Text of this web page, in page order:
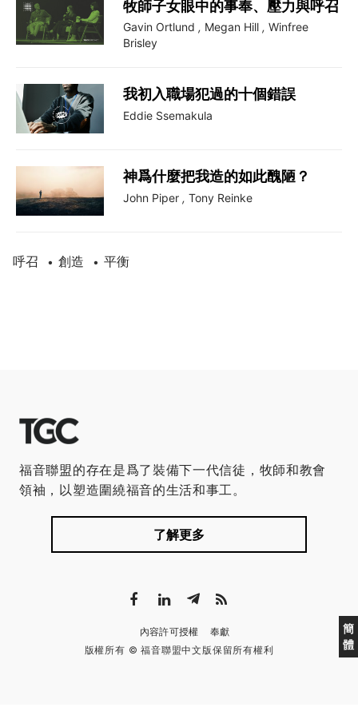
牧師子女眼中的事奉、壓力與呼召
Gavin Ortlund , Megan Hill , Winfree
Brisley
我初入職場犯過的十個錯誤
Eddie Ssemakula
神爲什麼把我造的如此醜陋？
John Piper , Tony Reinke
呼召 • 創造 • 平衡
簡
體
福音聯盟的存在是爲了裝備下一代信徒，牧師和教會
領袖，以塑造圍繞福音的生活和事工。
了解更多
內容許可授權
奉獻
版權所有 © 福音聯盟中文版保留所有權利